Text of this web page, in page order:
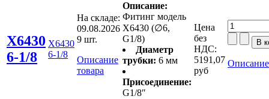
X6430
6-1/8
X6430
6-1/8
На складе:
09.08.2026
9 шт.
Описание
товара
Описание:
Фитинг модель
X6430 (∅6,
G1/8)
Диаметр
трубки: 6 мм
Присоединение:
G1/8″
Цена
без
НДС:
5191,07
руб
Описание